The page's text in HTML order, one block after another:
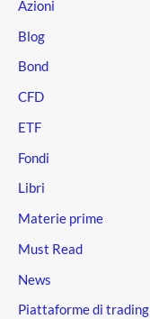
Azioni
Blog
Bond
CFD
ETF
Fondi
Libri
Materie prime
Must Read
News
Piattaforme di trading